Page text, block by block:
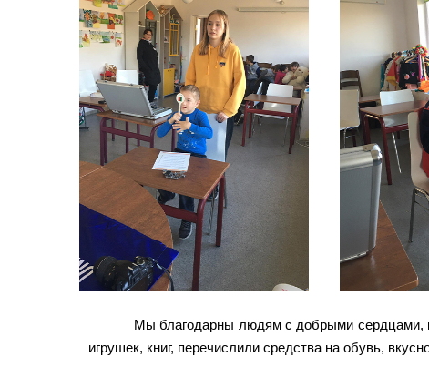
Мы благодарны людям с добрыми сердцами,
игрушек, книг, перечислили средства на обувь,